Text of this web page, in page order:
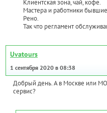
Клиентская зона, чай, кофе.
Мастера и работники
Рено.
Так что регламент
Uvatours
1 сентября 2020 в 08:38
Добрый день. А в Москве или
сервис?